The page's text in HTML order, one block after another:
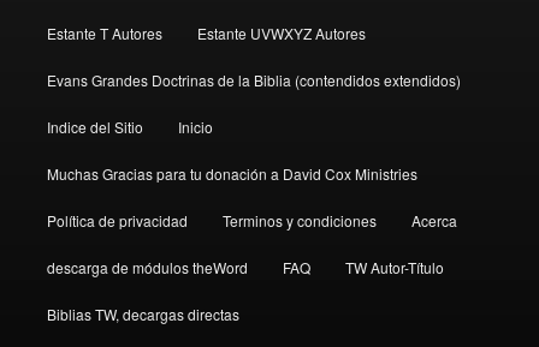
Estante T Autores Estante UVWXYZ Autores
Evans Grandes Doctrinas de la Biblia (contendidos extendidos)
Indice del Sitio Inicio
Muchas Gracias para tu donación a David Cox Ministries
Política de privacidad Terminos y condiciones Acerca
descarga de módulos theWord FAQ TW Autor-Título
Biblias TW, decargas directas